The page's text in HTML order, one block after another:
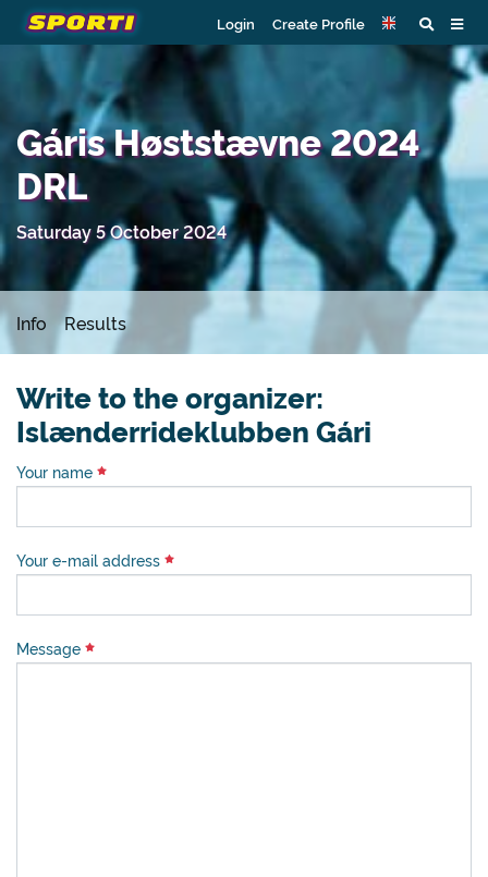
Login Create Profile
Gáris Høststævne 2024
DRL
Saturday 5 October 2024
Info Results
Write to the organizer:
Islænderrideklubben Gári
Your name
Your e-mail address
Message